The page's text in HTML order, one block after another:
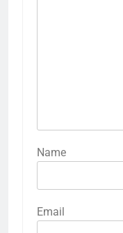
Name
Email